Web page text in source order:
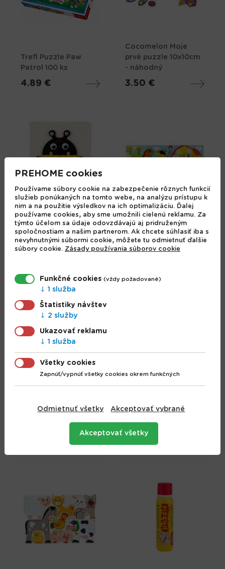
Trefl Puzzle Paw
Patrol 100 ks
4.89 €
Cocomelon Moje
prvé puzzle 10x10cm
- náhodný
3.50 €
Drevená skladačka
lienka 18x23cm
6.29 €
Skladačka puzzle
drevené farma
8.88 €
Penové mäkké
60x60cm/4kusy
Trefl Prime Puzzle
Westminsterský
PREHOME cookies
Používame súbory cookie na zabezpečenie rôznych funkcií
služieb ponúkaných na tomto webe, na analýzu prístupu k
nim a na použitie výsledkov na ich optimalizáciu. Ďalej
používame cookies, aby sme umožnili cielenú reklamu. Za
týmto účelom sa údaje odovzdávajú aj pridruženým
spoločnostiam a našim partnerom. Ak chcete súhlasiť iba s
nevyhnutnými súbormi cookie, môžete tu odmietnuť ďalšie
súbory cookie. Zásady používania súborov cookie
Funkčné cookies (vždy požadované)
1 služba
Štatistiky návštev
2 služby
Ukazovať reklamu
1 služba
Všetky cookies
Zapnúť/vypnúť všetky cookies okrem funkčných
Odmietnuť všetky Akceptovať vybrané
Akceptovať všetky